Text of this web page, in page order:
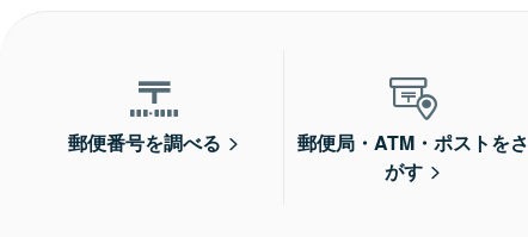
郵便番号を調べる
郵便局・ATM・ポストをさ
がす